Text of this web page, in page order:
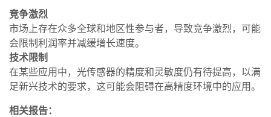
竞争激烈
市场上存在众多全球和地区性参与者，导致竞争激烈，可能
会限制利润率并减缓增长速度。
技术限制
在某些应用中，光传感器的精度和灵敏度仍有待提高，以满
足新兴技术的要求，这可能会阻碍在高精度环境中的应用。
相关报告：